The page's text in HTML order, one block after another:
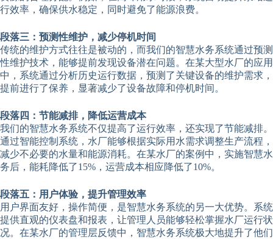
行效率，确保供水稳定，同时避免了能源浪费。
段落三：预测性维护，减少停机时间
传统的维护方式往往是被动的，而我们的智慧水务系统通过预测
性维护技术，能够提前发现设备潜在问题。在某大型水厂的应用
中，系统通过分析历史运行数据，预测了关键设备的维护需求，
提前进行了保养，显著减少了设备故障和停机时间。
段落四：节能减排，降低运营成本
我们的智慧水务系统不仅提高了运行效率，还实现了节能减排。
通过智能控制系统，水厂能够根据实际用水需求调整生产流程，
减少不必要的水量和能源消耗。在某水厂的案例中，实施智慧水
务后，能耗降低了15%，运营成本相应降低了10%。
段落五：用户体验，提升管理效率
用户界面友好，操作简便，是智慧水务系统的另一大优势。系统
提供直观的仪表盘和报表，让管理人员能够轻松掌握水厂运行状
况。在某水厂的管理层反馈中，智慧水务系统极大地提升了他们